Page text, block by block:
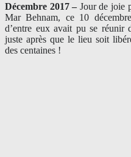
Décembre 2017 – Jour de joie
Mar Behnam, ce 10
d’entre eux avait pu se réunir
juste après que le lieu soit
des centaines !